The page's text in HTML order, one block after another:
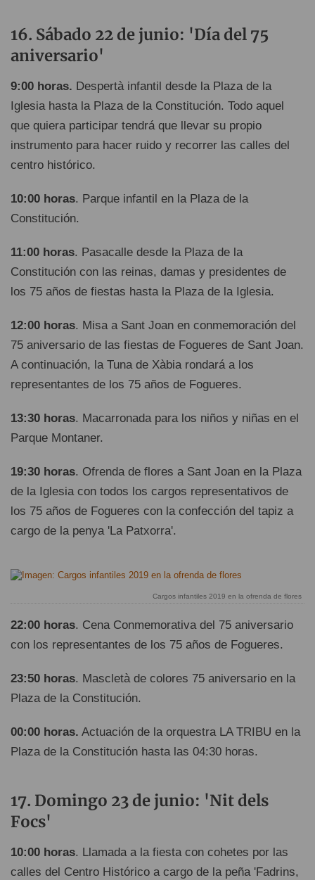
Sábado 22 de junio: 'Día del 75
aniversario'
9:00 horas. Despertà infantil desde la Plaza de la
Iglesia hasta la Plaza de la Constitución. Todo aquel
que quiera participar tendrá que llevar su propio
instrumento para hacer ruido y recorrer las calles del
centro histórico.
10:00 horas. Parque infantil en la Plaza de la
Constitución.
11:00 horas. Pasacalle desde la Plaza de la
Constitución con las reinas, damas y presidentes de
los 75 años de fiestas hasta la Plaza de la Iglesia.
12:00 horas. Misa a Sant Joan en conmemoración del
75 aniversario de las fiestas de Fogueres de Sant Joan.
A continuación, la Tuna de Xàbia rondará a los
representantes de los 75 años de Fogueres.
13:30 horas. Macarronada para los niños y niñas en el
Parque Montaner.
19:30 horas. Ofrenda de flores a Sant Joan en la Plaza
de la Iglesia con todos los cargos representativos de
los 75 años de Fogueres con la confección del tapiz a
cargo de la penya 'La Patxorra'.
Cargos infantiles 2019 en la ofrenda de flores
22:00 horas. Cena Conmemorativa del 75 aniversario
con los representantes de los 75 años de Fogueres.
23:50 horas. Mascletà de colores 75 aniversario en la
Plaza de la Constitución.
00:00 horas. Actuación de la orquestra LA TRIBU en la
Plaza de la Constitución hasta las 04:30 horas.
Domingo 23 de junio: 'Nit dels
Focs'
10:00 horas. Llamada a la fiesta con cohetes por las
calles del Centro Histórico a cargo de la peña 'Fadrins,